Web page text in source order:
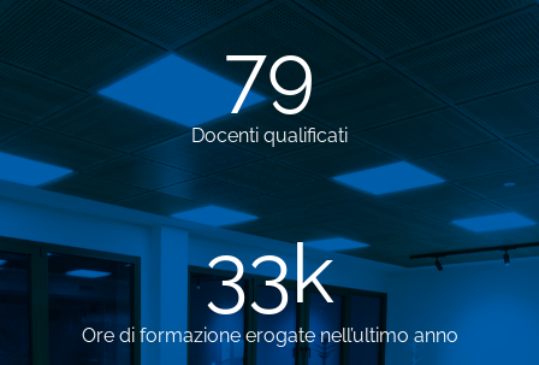
79
Docenti qualificati
33k
Ore di formazione erogate nell’ultimo anno